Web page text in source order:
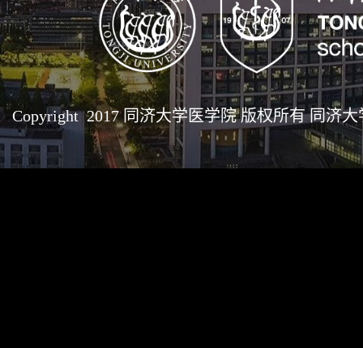
Copyright 2017 同济大学医学院 版权所有 同济